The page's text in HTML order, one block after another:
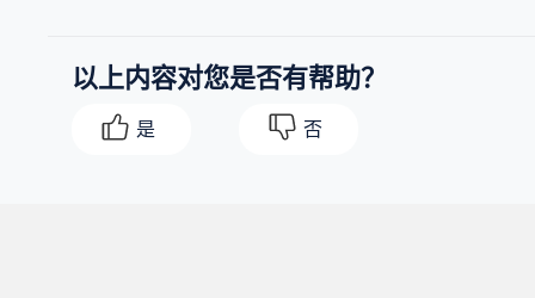
以上内容对您是否有帮助？
是 否